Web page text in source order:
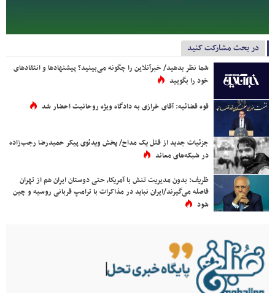
در بحث مشارکت کنید
شما نظر بدهید/ خبرآنلاین را چگونه می‌بینید؟ پیشنهادها و انتقادهای
خود را بگویید
قوه قضائیه: آقای خرازی به دادگاه ویژه روحانیت احضار شد
جزئیات جدید از قتل یک مداح/ پخش ویدئوی پیکر حمیدرضا رجب‌زاده
در شبکه‌های معاند
ظریف: بدون مدیریت تنش با آمریکا، حتی دوستان ایران هم از تهران
فاصله می‌گیرند/ایران نباید در مذاکرات با ترامپ قربانی روسیه و چین
شود